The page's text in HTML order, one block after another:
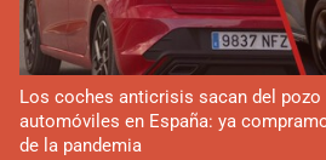
Los coches anticrisis sacan del pozo
automóviles en España: ya
de la pandemia